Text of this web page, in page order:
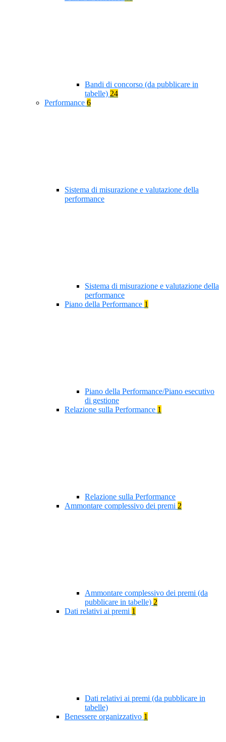
Bandi di concorso (da pubblicare in
tabelle) 24
Performance 6
Sistema di misurazione e valutazione della
performance
Sistema di misurazione e valutazione della
performance
Piano della Performance 1
Piano della Performance/Piano esecutivo
di gestione
Relazione sulla Performance 1
Relazione sulla Performance
Ammontare complessivo dei premi 2
Ammontare complessivo dei premi (da
pubblicare in tabelle) 2
Dati relativi ai premi 1
Dati relativi ai premi (da pubblicare in
tabelle)
Benessere organizzativo 1